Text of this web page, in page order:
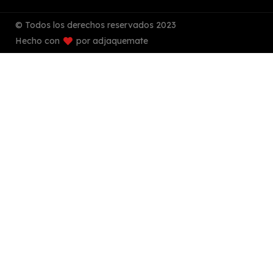
© Todos los derechos reservados 2023
Hecho con
por adjaquemate